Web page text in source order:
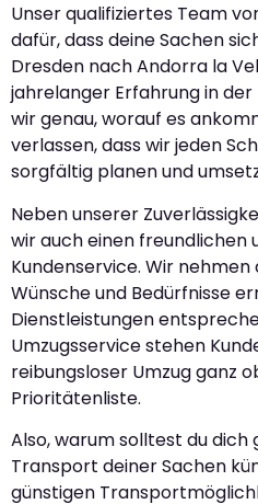
Unser qualifiziertes Team
dafür, dass deine Sachen
Dresden nach Andorra la
jahrelanger Erfahrung in
wir genau, worauf es
verlassen, dass wir jeden
sorgfältig planen und
Neben unserer
wir auch einen freundlichen
Kundenservice. Wir nehmen
Wünsche und Bedürfnisse
Dienstleistungen
Umzugsservice stehen
reibungsloser Umzug ganz
Prioritätenliste.
Also, warum solltest du dich
Transport deiner Sachen
günstigen